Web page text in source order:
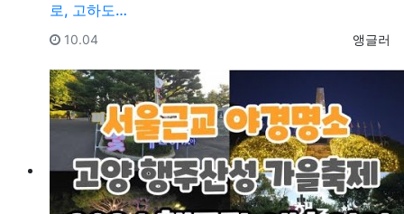
로, 고하도…
등록자
앵글러
등록일
10.04